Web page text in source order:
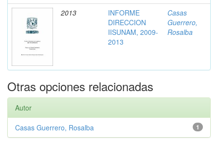
2013
INFORME
DIRECCION
IISUNAM, 2009-
2013
Casas
Guerrero,
Rosalba
Otras opciones relacionadas
Autor
1
Casas Guerrero, Rosalba